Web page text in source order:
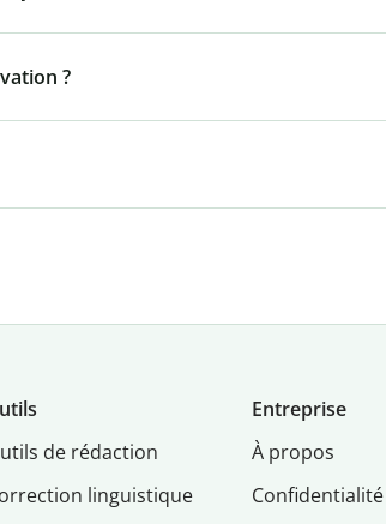
?
de rédaction
linguistique
Entreprise
À propos
Confidentialité